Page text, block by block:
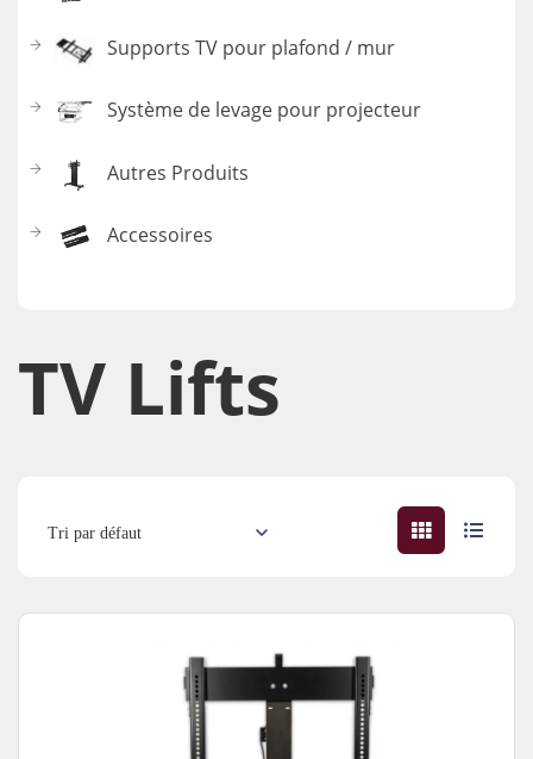
TV Lifts
Supports TV pour plafond / mur
Système de levage pour projecteur
Autres Produits
Accessoires